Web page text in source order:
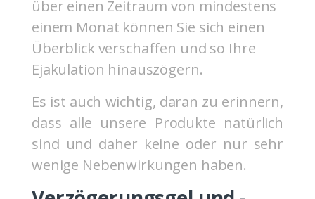
über einen Zeitraum von mindestens
einem Monat können Sie sich einen
Überblick verschaffen und so Ihre
Ejakulation hinauszögern.
Es ist auch wichtig, daran zu erinnern,
dass alle unsere Produkte natürlich
sind und daher keine oder nur sehr
wenige Nebenwirkungen haben.